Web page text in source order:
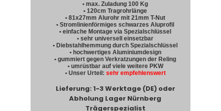
• max. Zuladung 100 Kg
• 120cm Tragrohrlänge
• 81x27mm Alurohr mit 21mm T-Nut
• Stromlinienförmiges schwarzes Aluprofil
• einfache Montage via Spezialschlüssel
• sehr universell einsetzbar
• Diebstahlhemmung durch Spezialschlüssel
• hochwertiges Aluminiumdesign
• gummiert gegen Verkratzungen der Reling
• umrüstbar auf viele weitere PKW
• Unser Urteil: sehr empfehlenswert
Lieferung: 1-3 Werktage (DE) oder
Abholung Lager Nürnberg
Trägerspezialist